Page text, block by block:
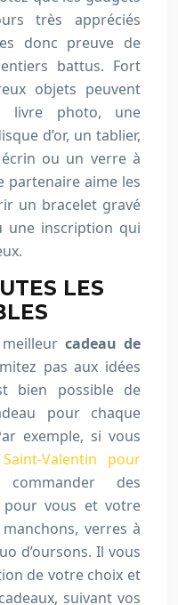
très appréciés
donc preuve de
battus. Fort
objets peuvent
livre photo, une
d’or, un tablier,
ou un verre à
partenaire aime les
un bracelet gravé
une inscription qui
LES
cadeau de
pas aux idées
bien possible de
pour chaque
exemple, si vous
Valentin pour
des
pour vous et votre
verres à
d’oursons. Il vous
de votre choix et
suivant vos